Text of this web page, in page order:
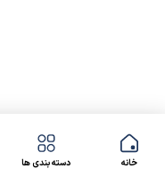
خانه دسته بندی ها